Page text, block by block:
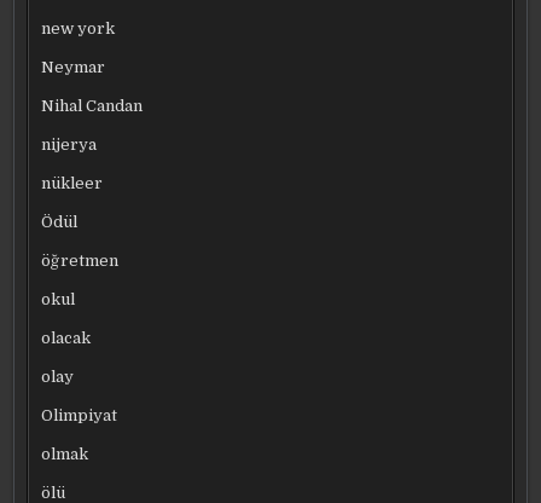
new york
Neymar
Nihal Candan
nijerya
nükleer
Ödül
öğretmen
okul
olacak
olay
Olimpiyat
olmak
ölü